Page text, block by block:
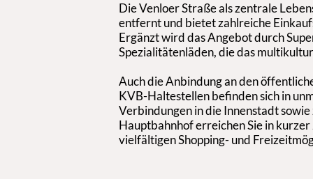
Die Venloer Straße als zentrale
entfernt und bietet zahlreiche
Ergänzt wird das Angebot durch
Spezialitätenläden, die das
Auch die Anbindung an den
KVB-Haltestellen befinden sich in
Verbindungen in die Innenstadt
Hauptbahnhof erreichen Sie in
vielfältigen Shopping- und